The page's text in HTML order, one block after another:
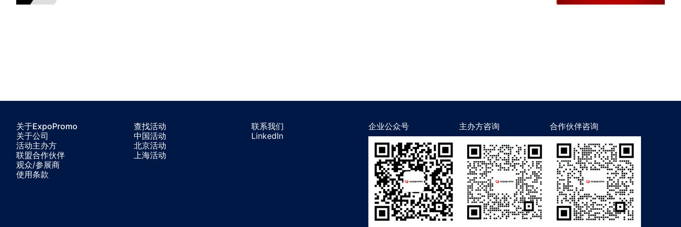
关于ExpoPromo
关于公司
活动主办方
联盟合作伙伴
观众/参展商
使用条款
查找活动
中国活动
北京活动
上海活动
联系我们
LinkedIn
企业公众号 主办方咨询 合作伙伴咨询